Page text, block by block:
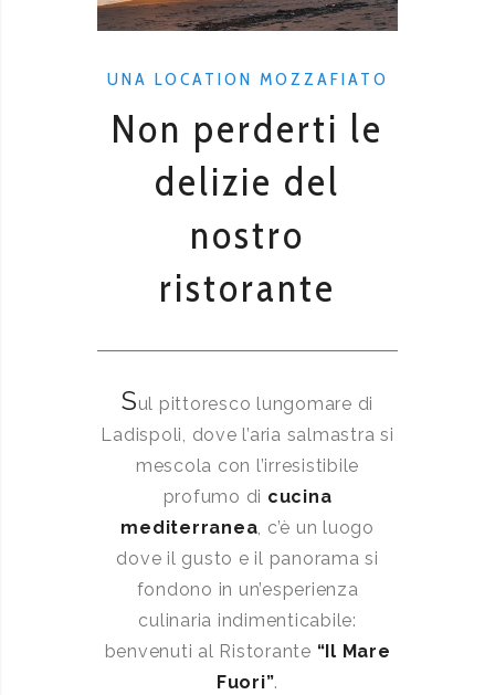
UNA LOCATION MOZZAFIATO
Non perderti le
delizie del
nostro
ristorante
Sul pittoresco lungomare di
Ladispoli, dove l’aria salmastra si
mescola con l’irresistibile
profumo di cucina
mediterranea, c’è un luogo
dove il gusto e il panorama si
fondono in un’esperienza
culinaria indimenticabile:
benvenuti al Ristorante “Il Mare
Fuori”.